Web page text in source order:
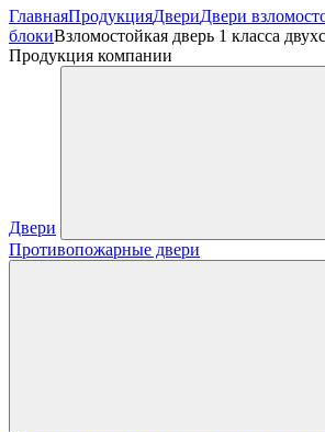
ГлавнаяПродукцияДвериДвери
блокиВзломостойкая дверь 1 класса
Продукция компании
Двери
Противопожарные двери